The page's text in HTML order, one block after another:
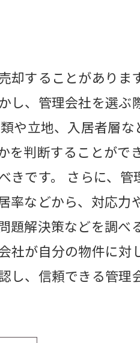
することがありま
、管理会社を選ぶ
や立地、入居者層
判断することがで
です。 さらに、
などから、対応力
解決策などを調べ
社が自分の物件に対
し、信頼できる管